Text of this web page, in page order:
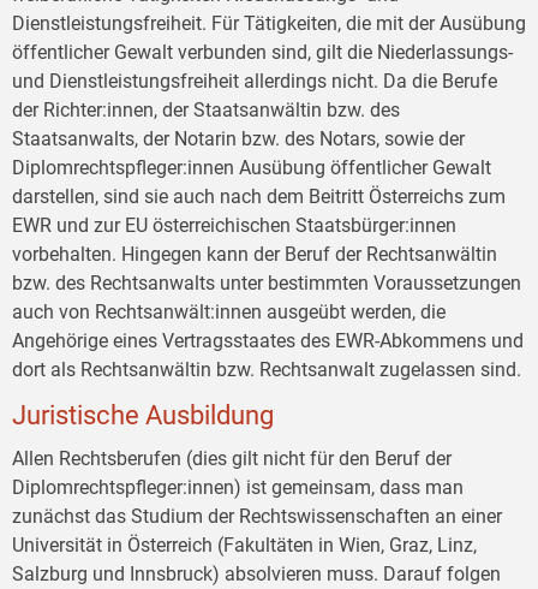
Dienstleistungsfreiheit. Für Tätigkeiten, die mit der Ausübung
öffentlicher Gewalt verbunden sind, gilt die Niederlassungs-
und Dienstleistungsfreiheit allerdings nicht. Da die Berufe
der Richter:innen, der Staatsanwältin bzw. des
Staatsanwalts, der Notarin bzw. des Notars, sowie der
Diplomrechtspfleger:innen Ausübung öffentlicher Gewalt
darstellen, sind sie auch nach dem Beitritt Österreichs zum
EWR und zur EU österreichischen Staatsbürger:innen
vorbehalten. Hingegen kann der Beruf der Rechtsanwältin
bzw. des Rechtsanwalts unter bestimmten Voraussetzungen
auch von Rechtsanwält:innen ausgeübt werden, die
Angehörige eines Vertragsstaates des EWR-Abkommens und
dort als Rechtsanwältin bzw. Rechtsanwalt zugelassen sind.
Juristische Ausbildung
Allen Rechtsberufen (dies gilt nicht für den Beruf der
Diplomrechtspfleger:innen) ist gemeinsam, dass man
zunächst das Studium der Rechtswissenschaften an einer
Universität in Österreich (Fakultäten in Wien, Graz, Linz,
Salzburg und Innsbruck) absolvieren muss. Darauf folgen